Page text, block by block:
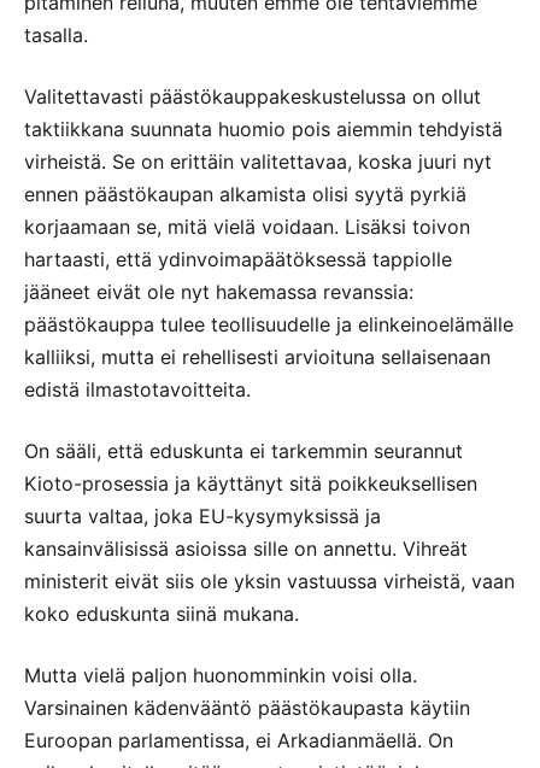
tasalla.
Valitettavasti päästökauppakeskustelussa on ollut
taktiikkana suunnata huomio pois aiemmin tehdyistä
virheistä. Se on erittäin valitettavaa, koska juuri nyt
ennen päästökaupan alkamista olisi syytä pyrkiä
korjaamaan se, mitä vielä voidaan. Lisäksi toivon
hartaasti, että ydinvoimapäätöksessä tappiolle
jääneet eivät ole nyt hakemassa revanssia:
päästökauppa tulee teollisuudelle ja elinkeinoelämälle
kalliiksi, mutta ei rehellisesti arvioituna sellaisenaan
edistä ilmastotavoitteita.
On sääli, että eduskunta ei tarkemmin seurannut
Kioto-prosessia ja käyttänyt sitä poikkeuksellisen
suurta valtaa, joka EU-kysymyksissä ja
kansainvälisissä asioissa sille on annettu. Vihreät
ministerit eivät siis ole yksin vastuussa virheistä, vaan
koko eduskunta siinä mukana.
Mutta vielä paljon huonomminkin voisi olla.
Varsinainen kädenvääntö päästökaupasta käytiin
Euroopan parlamentissa, ei Arkadianmäellä. On